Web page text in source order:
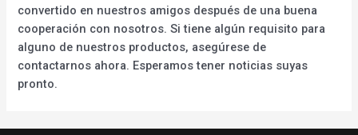
convertido en nuestros amigos después de una buena
cooperación con nosotros. Si tiene algún requisito para
alguno de nuestros productos, asegúrese de
contactarnos ahora. Esperamos tener noticias suyas
pronto.